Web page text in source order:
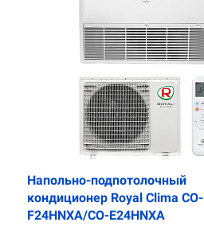
Напольно-подпотолочный
кондиционер Royal Clima CO-
F24HNXA/CO-E24HNXA